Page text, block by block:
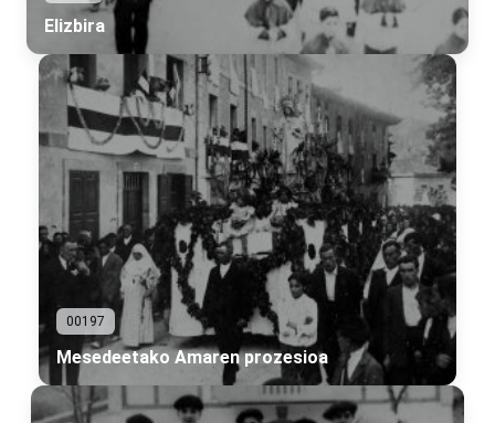
Elizbira
00197
Mesedeetako Amaren prozesioa